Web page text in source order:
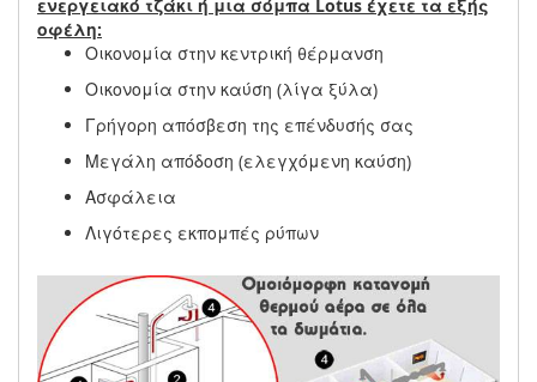
ενεργειακό τζάκι ή μια σόμπα Lotus έχετε τα εξής
οφέλη:
Οικονομία στην κεντρική θέρμανση
Οικονομία στην καύση (λίγα ξύλα)
Γρήγορη απόσβεση της επένδυσής σας
Μεγάλη απόδοση (ελεγχόμενη καύση)
Ασφάλεια
Λιγότερες εκπομπές ρύπων